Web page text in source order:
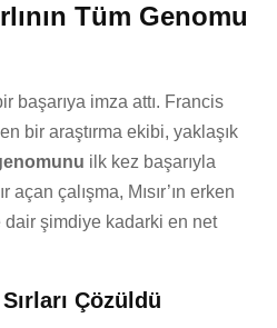
Tüm Genomu
başarıya imza attı. Francis
bir araştırma ekibi, yaklaşık
ilk kez başarıyla
çalışma, Mısır’ın erken
şimdiye kadarki en net
Çözüldü